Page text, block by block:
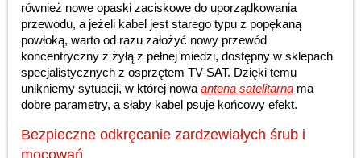
również nowe opaski zaciskowe do uporządkowania
przewodu, a jeżeli kabel jest starego typu z popękaną
powłoką, warto od razu założyć nowy przewód
koncentryczny z żyłą z pełnej miedzi, dostępny w sklepach
specjalistycznych z osprzętem TV-SAT. Dzięki temu
unikniemy sytuacji, w której nowa antena satelitarna ma
dobre parametry, a słaby kabel psuje końcowy efekt.
Bezpieczne odkręcanie zardzewiałych śrub i